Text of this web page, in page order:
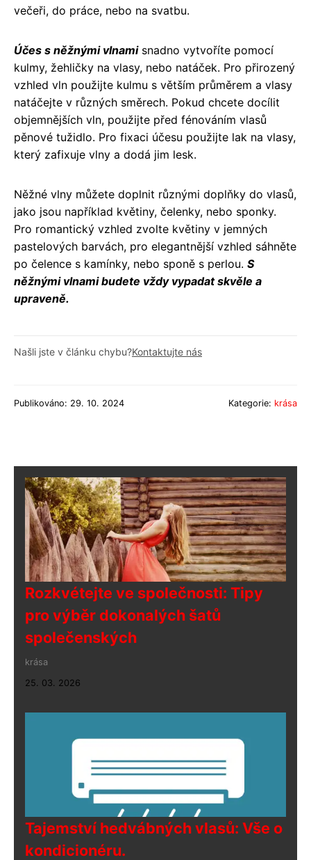
večeři, do práce, nebo na svatbu.
Účes s něžnými vlnamisnadno vytvoříte pomocí
kulmy, žehličky na vlasy, nebo natáček. Pro přirozený
vzhled vln použijte kulmu s větším průměrem a vlasy
natáčejte v různých směrech. Pokud chcete docílit
objemnějších vln, použijte před fénováním vlasů
pěnové tužidlo. Pro fixaci účesu použijte lak na vlasy,
který zafixuje vlny a dodá jim lesk.
Něžné vlny můžete doplnit různými doplňky do vlasů,
jako jsou například květiny, čelenky, nebo sponky.
Pro romantický vzhled zvolte květiny v jemných
pastelových barvách, pro elegantnější vzhled sáhněte
po čelence s kamínky, nebo sponě s perlou. S
něžnými vlnami budete vždy vypadat skvěle a
upraveně.
Našli jste v článku chybu?Kontaktujte nás
Publikováno: 29. 10. 2024 Kategorie: krása
Rozkvétejte ve společnosti: Tipy
pro výběr dokonalých šatů
společenských
krása
25. 03. 2026
Tajemství hedvábných vlasů: Vše o
kondicionéru.